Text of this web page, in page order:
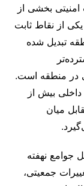
بخشی از
از نقاط ثابت
تبدیل شده
در منطقه است.
بیش از
میان
جوامع نهفته
جمعیتی،